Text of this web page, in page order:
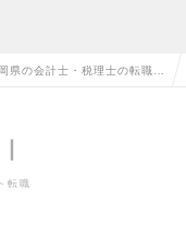
県の会計士・税理士の転職・
転職